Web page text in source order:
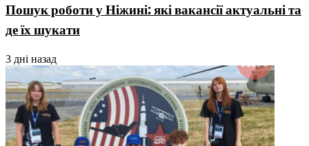
Пошук роботи у Ніжині: які вакансії актуальні та
де їх шукати
3 дні назад